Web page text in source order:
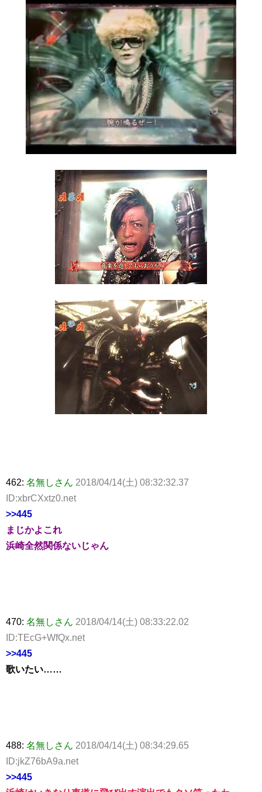
462: 名無しさん 2018/04/14(土) 08:32:32.37
ID:xbrCXxtz0.net
>>445
まじかよこれ
浜崎全然関係ないじゃん
470: 名無しさん 2018/04/14(土) 08:33:22.02
ID:TEcG+WfQx.net
>>445
歌いたい……
488: 名無しさん 2018/04/14(土) 08:34:29.65
ID:jkZ76bA9a.net
>>445